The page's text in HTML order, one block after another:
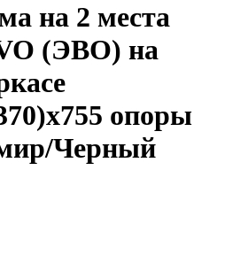
на 2 места
(ЭВО) на
опоры
Черный